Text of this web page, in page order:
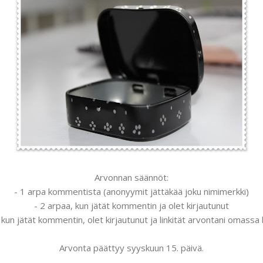
Arvonnan säännöt:
- 1 arpa kommentista (anonyymit jättäkää joku nimimerkki)
- 2 arpaa, kun jätät kommentin ja olet kirjautunut
jätät kommentin, olet kirjautunut ja linkität arvontani omassa
Arvonta päättyy syyskuun 15. päivä.